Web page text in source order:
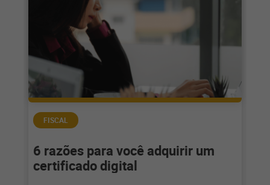
FISCAL
6 razões para você adquirir um
certificado digital